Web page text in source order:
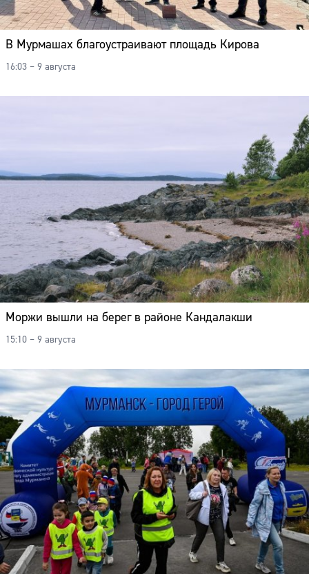
В Мурмашах благоустраивают площадь Кирова
16:03 – 9 августа
Моржи вышли на берег в районе Кандалакши
15:10 – 9 августа